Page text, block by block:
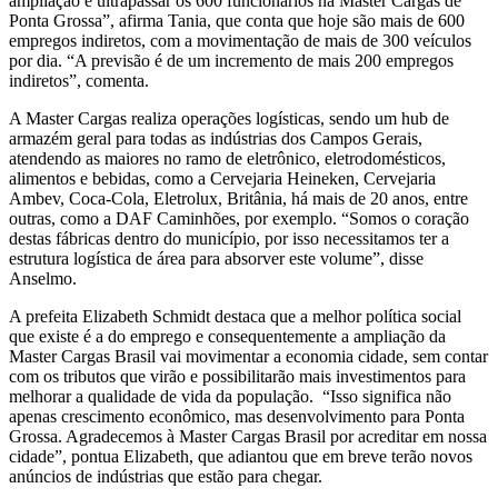
Ponta Grossa”, afirma Tania, que conta que hoje são mais de 600
empregos indiretos, com a movimentação de mais de 300 veículos
por dia. “A previsão é de um incremento de mais 200 empregos
indiretos”, comenta.
A Master Cargas realiza operações logísticas, sendo um hub de
armazém geral para todas as indústrias dos Campos Gerais,
atendendo as maiores no ramo de eletrônico, eletrodomésticos,
alimentos e bebidas, como a Cervejaria Heineken, Cervejaria
Ambev, Coca-Cola, Eletrolux, Britânia, há mais de 20 anos, entre
outras, como a DAF Caminhões, por exemplo. “Somos o coração
destas fábricas dentro do município, por isso necessitamos ter a
estrutura logística de área para absorver este volume”, disse
Anselmo.
A prefeita Elizabeth Schmidt destaca que a melhor política social
que existe é a do emprego e consequentemente a ampliação da
Master Cargas Brasil vai movimentar a economia cidade, sem contar
com os tributos que virão e possibilitarão mais investimentos para
melhorar a qualidade de vida da população. “Isso significa não
apenas crescimento econômico, mas desenvolvimento para Ponta
Grossa. Agradecemos à Master Cargas Brasil por acreditar em nossa
cidade”, pontua Elizabeth, que adiantou que em breve terão novos
anúncios de indústrias que estão para chegar.